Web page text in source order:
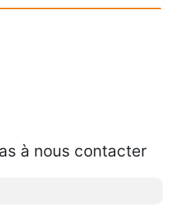
à nous contacter